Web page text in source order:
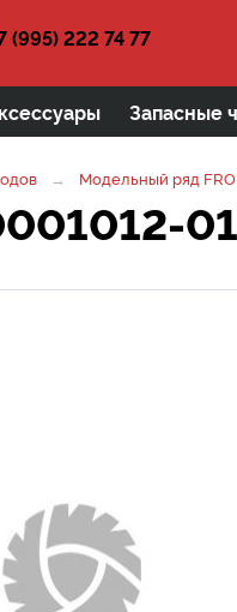
(995) 222 74 77
Запасные
Модельный ряд
01